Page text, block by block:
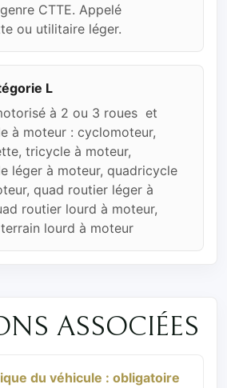
CTTE. Appelé
ou utilitaire léger.
L
à 2 ou 3 roues et
à moteur : cyclomoteur,
tricycle à moteur,
léger à moteur, quadricycle
quad routier léger à
routier lourd à moteur,
lourd à moteur
ASSOCIÉES
du véhicule : obligatoire